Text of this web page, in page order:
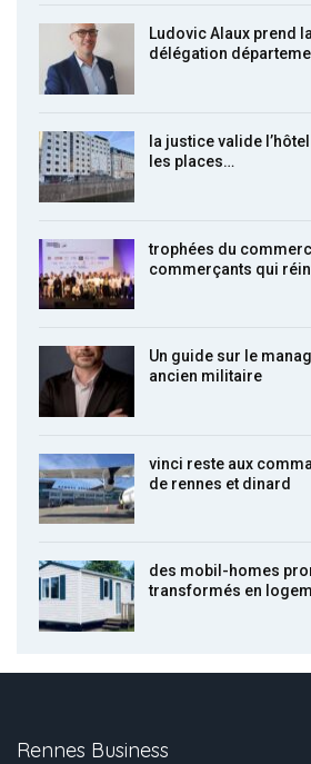
Ludovic Alaux prend
délégation
la justice valide
les places…
trophées du
commerçants qui
Un guide sur le
ancien militaire
vinci reste aux
de rennes et dinard
des mobil-homes
transformés en
Rennes Business